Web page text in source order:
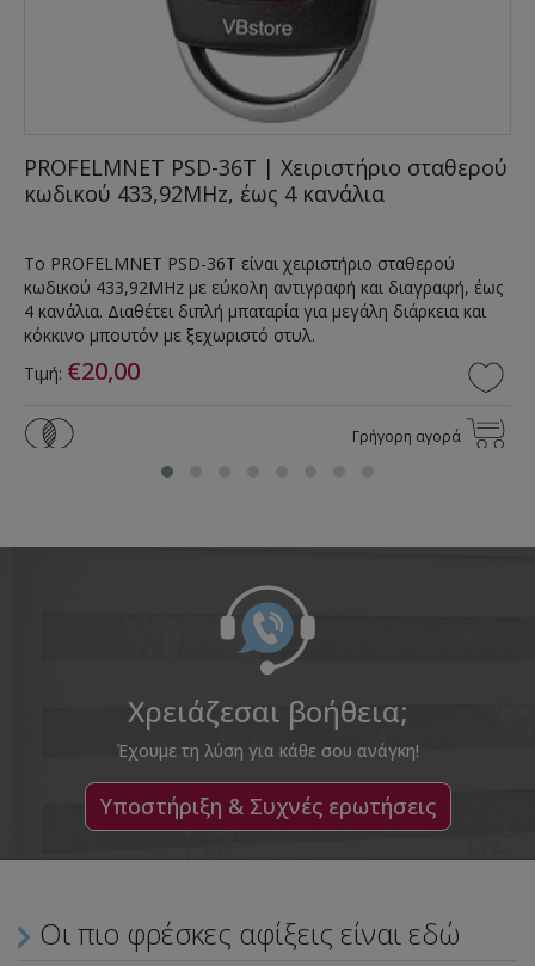
PROFELMNET PSD-36T | Χειριστήριο σταθερού
κωδικού 433,92MHz, έως 4 κανάλια
Το PROFELMNET PSD-36T είναι χειριστήριο σταθερού
κωδικού 433,92MHz με εύκολη αντιγραφή και διαγραφή, έως
4 κανάλια. Διαθέτει διπλή μπαταρία για μεγάλη διάρκεια και
κόκκινο μπουτόν με ξεχωριστό στυλ.
Τιμή: €20,00
Γρήγορη αγορά
Χρειάζεσαι βοήθεια;
Έχουμε τη λύση για κάθε σου ανάγκη!
Υποστήριξη & Συχνές ερωτήσεις
Οι πιο φρέσκες αφίξεις είναι εδώ